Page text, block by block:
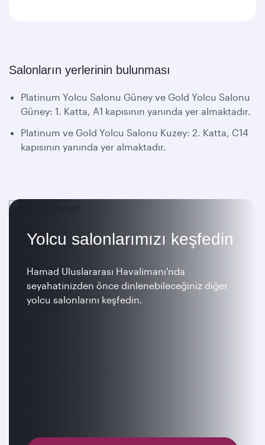
Salonların yerlerinin bulunması
Platinum Yolcu Salonu Güney ve Gold Yolcu Salonu
Güney: 1. Katta, A1 kapısının yanında yer almaktadır.
Platinum ve Gold Yolcu Salonu Kuzey: 2. Katta, C14
kapısının yanında yer almaktadır.
Yolcu salonlarımızı keşfedin
Hamad Uluslararası Havalimanı'nda
seyahatinizden önce dinlenebileceğiniz diğer
yolcu salonlarını keşfedin.